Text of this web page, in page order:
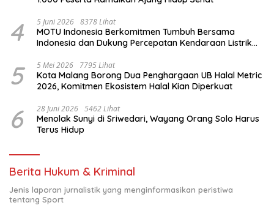
4 5 Juni 2026 8378 Lihat
MOTU Indonesia Berkomitmen Tumbuh Bersama
Indonesia dan Dukung Percepatan Kendaraan Listrik
5 5 Mei 2026 7795 Lihat
Kota Malang Borong Dua Penghargaan UB Halal Metric
2026, Komitmen Ekosistem Halal Kian Diperkuat
6 28 Juni 2026 5462 Lihat
Menolak Sunyi di Sriwedari, Wayang Orang Solo Harus
Terus Hidup
Berita Hukum & Kriminal
Jenis laporan jurnalistik yang menginformasikan peristiwa
tentang Sport